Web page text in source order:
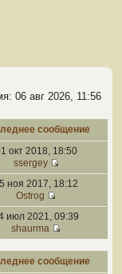
06 авг 2026, 11:56
сообщение
окт 2018, 18:50
ssergey
ноя 2017, 18:12
Ostrog
июл 2021, 09:39
shaurma
сообщение